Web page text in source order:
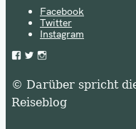
Facebook
Twitter
Instagram
Facebook
Twitter
Instagram
© Darüber spricht
Reiseblog